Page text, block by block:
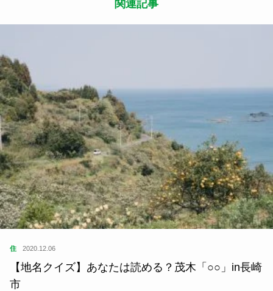
関連記事
住 2020.12.06
【地名クイズ】あなたは読める？茂木「○○」in長崎
市